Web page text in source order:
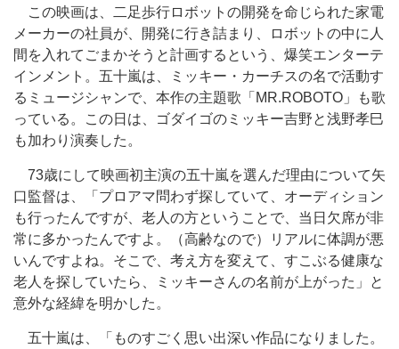
この映画は、二足歩行ロボットの開発を命じられた家電
メーカーの社員が、開発に行き詰まり、ロボットの中に人
間を入れてごまかそうと計画するという、爆笑エンターテ
インメント。五十嵐は、ミッキー・カーチスの名で活動す
るミュージシャンで、本作の主題歌「MR.ROBOTO」も歌
っている。この日は、ゴダイゴのミッキー吉野と浅野孝巳
も加わり演奏した。
73歳にして映画初主演の五十嵐を選んだ理由について矢
口監督は、「プロアマ問わず探していて、オーディション
も行ったんですが、老人の方ということで、当日欠席が非
常に多かったんですよ。（高齢なので）リアルに体調が悪
いんですよね。そこで、考え方を変えて、すこぶる健康な
老人を探していたら、ミッキーさんの名前が上がった」と
意外な経緯を明かした。
五十嵐は、「ものすごく思い出深い作品になりました。